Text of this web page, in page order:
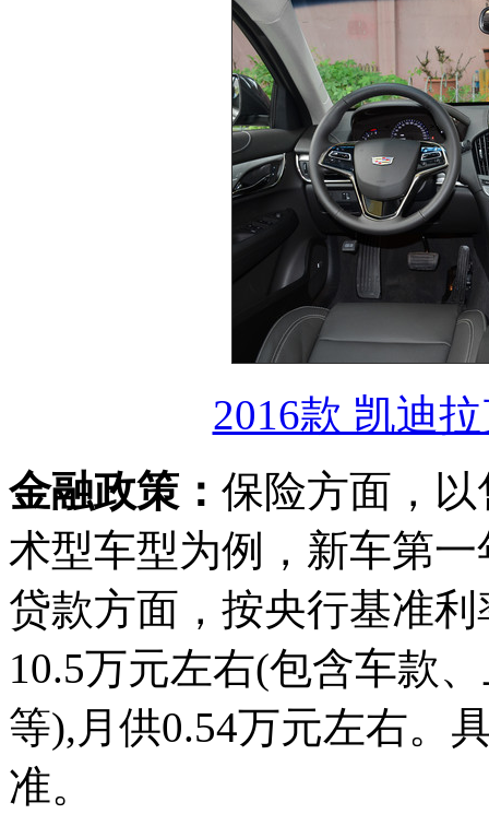
2016款 凯迪
金融政策： 保险方面，以
术型车型为例，新车第
贷款方面，按央行基准
10.5万元左右(包含车款
等),月供0.54万元左右。
准。